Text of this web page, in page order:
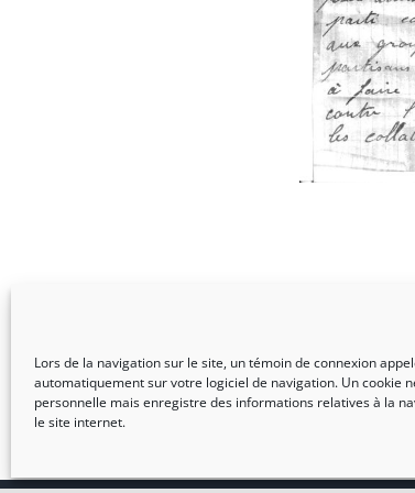
Lors de la navigation sur le site, un témoin de connexion
automatiquement sur votre logiciel de navigation. Un cookie
personnelle mais enregistre des informations relatives à la
le site internet.